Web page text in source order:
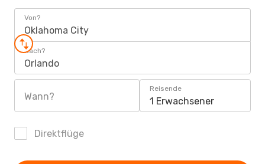
Von?
Oklahoma City
Nach?
Orlando
Wann?
Reisende
1 Erwachsener
Direktflüge